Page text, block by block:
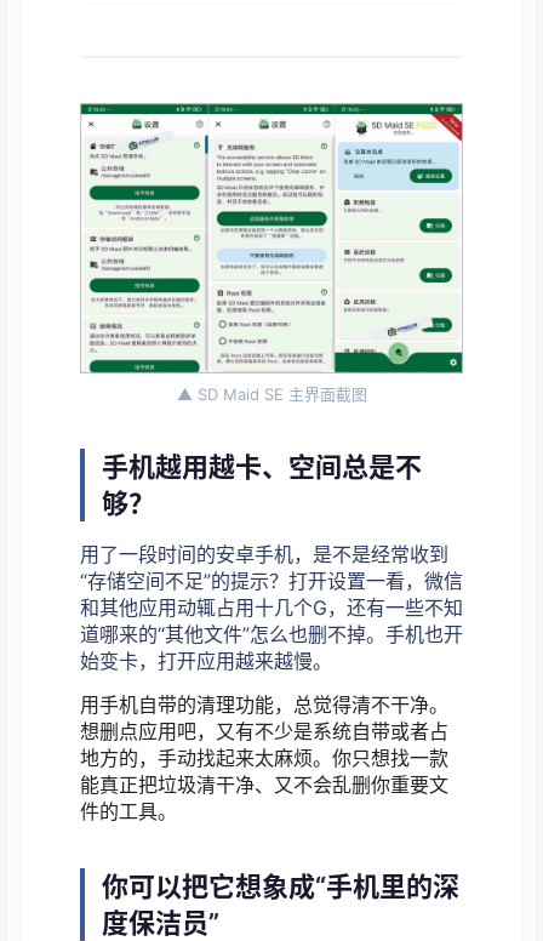
▲ SD Maid SE 主界面截图
手机越用越卡、空间总是不
够？
用了一段时间的安卓手机，是不是经常收到
“存储空间不足”的提示？打开设置一看，微信
和其他应用动辄占用十几个G，还有一些不知
道哪来的“其他文件”怎么也删不掉。手机也开
始变卡，打开应用越来越慢。
用手机自带的清理功能，总觉得清不干净。
想删点应用吧，又有不少是系统自带或者占
地方的，手动找起来太麻烦。你只想找一款
能真正把垃圾清干净、又不会乱删你重要文
件的工具。
你可以把它想象成“手机里的深
度保洁员”